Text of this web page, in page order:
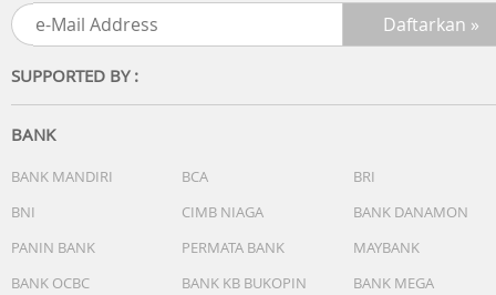
SUPPORTED BY :
BANK
BANK MANDIRI BCA
BRI
BNI
CIMB NIAGA
BANK DANAMON
PANIN BANK
PERMATA BANK
MAYBANK
BANK OCBC
BANK KB BUKOPIN
BANK MEGA